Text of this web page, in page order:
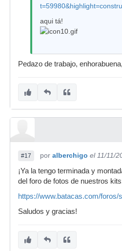
aqui tá!
Pedazo de trabajo,
#17 por alberchigo el 11/11/
¡Ya la tengo terminada y
del foro de fotos de nuestros
https://www.batacas.com/foros/
Saludos y gracias!